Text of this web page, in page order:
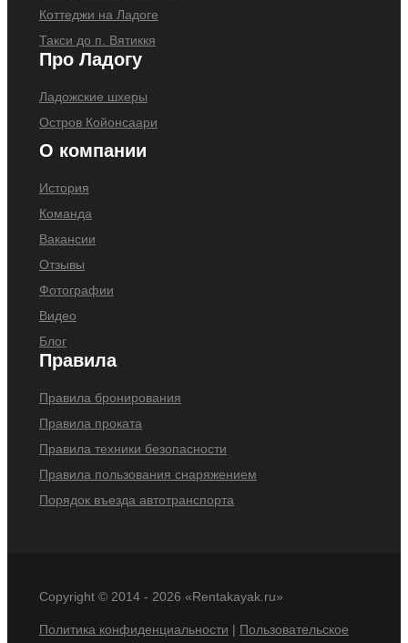
Коттеджи на Ладоге
Такси до п. Вятиккя
Про Ладогу
Ладожские шхеры
Остров Койонсаари
О компании
История
Команда
Вакансии
Отзывы
Фотографии
Видео
Блог
Правила
Правила бронирования
Правила проката
Правила техники безопасности
Правила пользования снаряжением
Порядок въезда автотранспорта
Copyright © 2014 - 2026 «Rentakayak.ru»
Политика конфиденциальности | Пользовательское